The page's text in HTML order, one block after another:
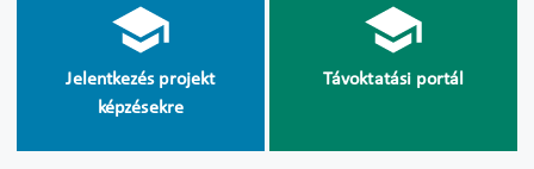
Jelentkezés projekt
képzésekre
Távoktatási portál